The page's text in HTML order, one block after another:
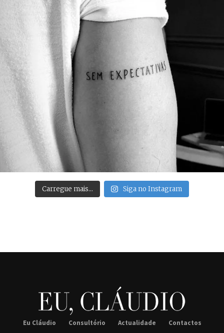
Carregue mais… Siga no Instagram
Eu Cláudio Consultório Actualidade Contactos